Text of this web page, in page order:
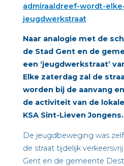
admiraaldreef-wordt-
jeugdwerkstraat
Naar analogie met de
de Stad Gent en de
een ‘jeugdwerkstraat’
Elke zaterdag zal de
worden bij de aanvang
de activiteit van de
KSA Sint-Lieven Jongens.
De jeugdbeweging was
de straat tijdelijk
Gent en de gemeente